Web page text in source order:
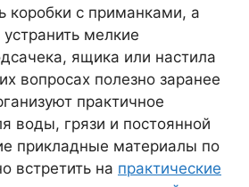
коробки с приманками, а
мелкие
ящика или настила
вопросах полезно заранее
практичное
воды, грязи и постоянной
прикладные материалы по
встретить на практические